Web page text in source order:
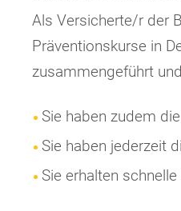
Als Versicherte/r der
Präventionskurse in
zusammengeführt
Sie haben zudem
Sie haben jederzeit
Sie erhalten